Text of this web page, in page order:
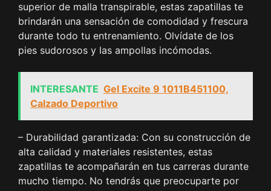
superior de malla transpirable, estas zapatillas te
brindarán una sensación de comodidad y frescura
durante todo tu entrenamiento. Olvídate de los
pies sudorosos y las ampollas incómodas.
INTERESANTE Gel Excite 9 1011B451100,
Calzado Deportivo
– Durabilidad garantizada: Con su construcción de
alta calidad y materiales resistentes, estas
zapatillas te acompañarán en tus carreras durante
mucho tiempo. No tendrás que preocuparte por